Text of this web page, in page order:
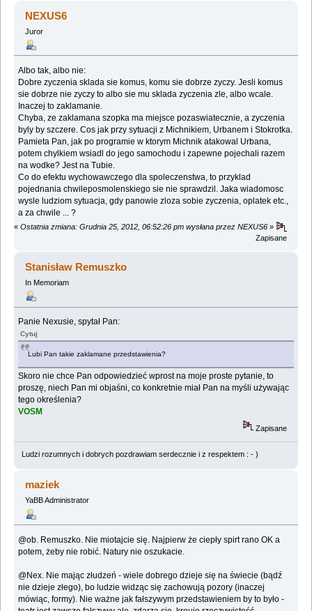
NEXUS6
Juror
Albo tak, albo nie:
Dobre zyczenia sklada sie komus, komu sie dobrze zyczy. Jesli komus
sie dobrze nie zyczy to albo sie mu sklada zyczenia zle, albo wcale.
Inaczej to zaklamanie.
Chyba, ze zaklamana szopka ma miejsce pozaswiatecznie, a zyczenia
byly by szczere. Cos jak przy sytuacji z Michnikiem, Urbanem i Stokrotka.
Pamieta Pan, jak po programie w ktorym Michnik atakowal Urbana,
potem chylkiem wsiadl do jego samochodu i zapewne pojechali razem
na wodke? Jest na Tubie.
Co do efektu wychowawczego dla spoleczenstwa, to przyklad
pojednania chwileposmolenskiego sie nie sprawdzil. Jaka wiadomosc
wysle ludziom sytuacja, gdy panowie zloza sobie zyczenia, oplatek etc.,
a za chwile ... ?
« Ostatnia zmiana: Grudnia 25, 2012, 06:52:26 pm wysłana przez NEXUS6 »
Zapisane
Stanisław Remuszko
In Memoriam
Panie Nexusie, spytał Pan:
Cytuj
Lubi Pan takie zaklamane przedstawienia?
Skoro nie chce Pan odpowiedzieć wprost na moje proste pytanie, to
proszę, niech Pan mi objaśni, co konkretnie miał Pan na myśli używając
tego określenia?
VOSM
Zapisane
Ludzi rozumnych i dobrych pozdrawiam serdecznie i z respektem : - )
maziek
YaBB Administrator
@ob. Remuszko. Nie miotajcie się. Najpierw że ciepły spirt rano OK a
potem, żeby nie robić. Natury nie oszukacie.
@Nex. Nie mając złudzeń - wiele dobrego dzieje się na świecie (bądź
nie dzieje złego), bo ludzie widząc się zachowują pozory (inaczej
mówiąc, formy). Nie ważne jak fałszywym przedstawieniem by to było -